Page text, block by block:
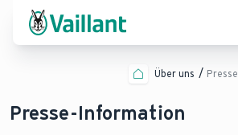
Über uns Presse
Presse-Information